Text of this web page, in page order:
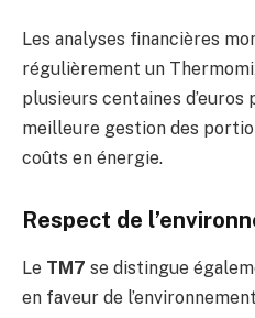
Les analyses financières
régulièrement un
plusieurs centaines d’euros
meilleure gestion des
coûts en énergie.
Respect de
Le TM7 se distingue
en faveur de